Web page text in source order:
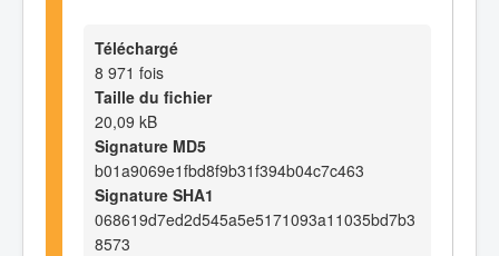
Téléchargé
8 971 fois
Taille du fichier
20,09 kB
Signature MD5
b01a9069e1fbd8f9b31f394b04c7c463
Signature SHA1
068619d7ed2d545a5e5171093a11035bd7b3
8573